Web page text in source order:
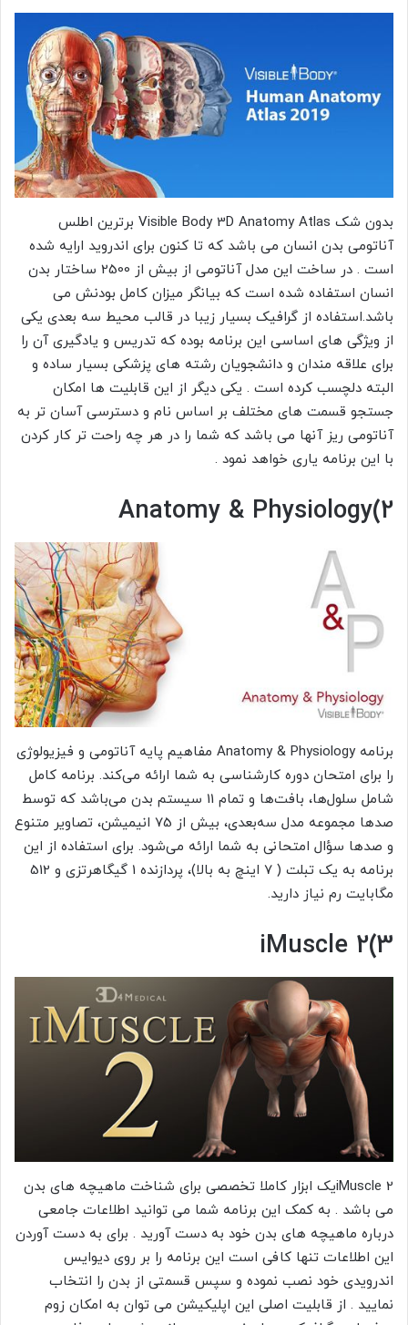
بدون شک Visible Body 3D Anatomy Atlas برترین اطلس
آناتومی بدن انسان می باشد که تا کنون برای اندروید ارایه شده
است . در ساخت این مدل آناتومی از بیش از 2500 ساختار بدن
انسان استفاده شده است که بیانگر میزان کامل بودنش می
باشد.استفاده از گرافیک بسیار زیبا در قالب محیط سه بعدی یکی
از ویژگی های اساسی این برنامه بوده که تدریس و یادگیری آن را
برای علاقه مندان و دانشجویان رشته های پزشکی بسیار ساده و
البته دلچسب کرده است . یکی دیگر از این قابلیت ها امکان
جستجو قسمت های مختلف بر اساس نام و دسترسی آسان تر به
آناتومی ریز آنها می باشد که شما را در هر چه راحت تر کار کردن
با این برنامه یاری خواهد نمود .
Anatomy & Physiology(2
برنامه Anatomy & Physiology مفاهیم پایه آناتومی و فیزیولوژی
را برای امتحان دوره کارشناسی به شما ارائه می‌کند. برنامه کامل
شامل سلول‌ها، بافت‌ها و تمام 11 سیستم بدن می‌باشد که توسط
صدها مجموعه مدل سه‌بعدی، بیش از 75 انیمیشن، تصاویر متنوع
و صدها سؤال امتحانی به شما ارائه می‌شود. برای استفاده از این
برنامه به یک تبلت ( 7 اینچ به بالا)، پردازنده 1 گیگاهرتزی و 512
مگابایت رم نیاز دارید.
iMuscle 2(3
iMuscle 2یک ابزار کاملا تخصصی برای شناخت ماهیچه های بدن
می باشد . به کمک این برنامه شما می توانید اطلاعات جامعی
درباره ماهیچه های بدن خود به دست آورید . برای به دست آوردن
این اطلاعات تنها کافی است این برنامه را بر روی دیوایس
اندرویدی خود نصب نموده و سپس قسمتی از بدن را انتخاب
نمایید . از قابلیت اصلی این اپلیکیشن می توان به امکان زوم